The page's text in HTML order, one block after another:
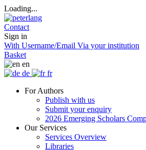
Loading...
Contact
Sign in
With Username/Email Via your institution
Basket
en
de
fr
For Authors
Publish with us
Submit your enquiry
2026 Emerging Scholars
Our Services
Services Overview
Libraries